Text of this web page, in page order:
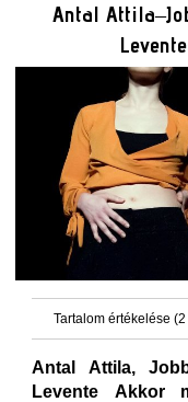
Antal
Tartalom értékelése
Antal Attila,
Levente Akkor